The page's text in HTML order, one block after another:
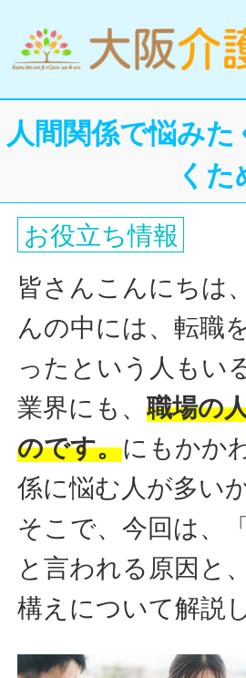
人間関係で悩み
く
お役立ち情報
皆さんこんにちは
んの中には、転職
ったという人もい
業界にも、職場の
のです。にもかか
係に悩む人が多い
そこで、今回は、
と言われる原因と
構えについて解説